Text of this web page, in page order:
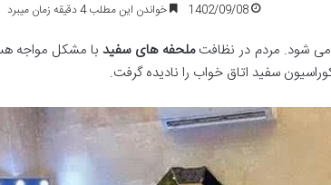
1402/09/08 خواندن این مطلب 4 دقیقه زمان میبرد
شود. مردم در نظافتملحفه های سفید با مشکل مواجه
سفید اتاق خواب را نادیده گرفت.